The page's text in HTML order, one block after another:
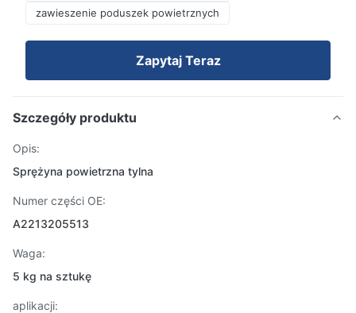
zawieszenie poduszek powietrznych
Zapytaj Teraz
Szczegóły produktu
Opis:
Sprężyna powietrzna tylna
Numer części OE:
A2213205513
Waga:
5 kg na sztukę
aplikacji: